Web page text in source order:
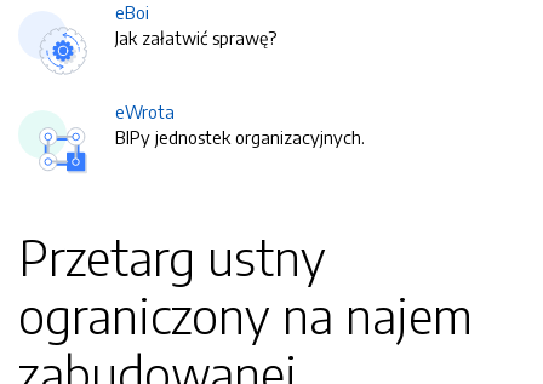
eBoi
Jak załatwić sprawę?
eWrota
BIPy jednostek organizacyjnych.
Przetarg ustny
ograniczony na najem